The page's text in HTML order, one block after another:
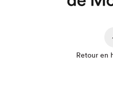
Retour en